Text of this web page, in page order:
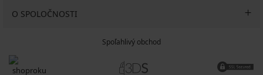
O SPOLOČNOSTI
Spoľahlivý obchod